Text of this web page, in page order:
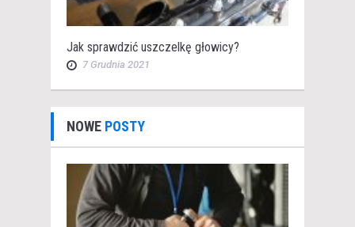
Jak sprawdzić uszczelkę głowicy?
7 Grudnia 2021
NOWE POSTY